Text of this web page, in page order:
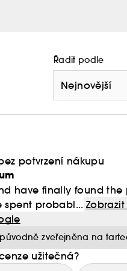
červený
mnoho – stačí 1
Řadit podle
Nejnovější
potvrzení nákupu
have finally found the
spent probabl...
zveřejněna na
užitečná?